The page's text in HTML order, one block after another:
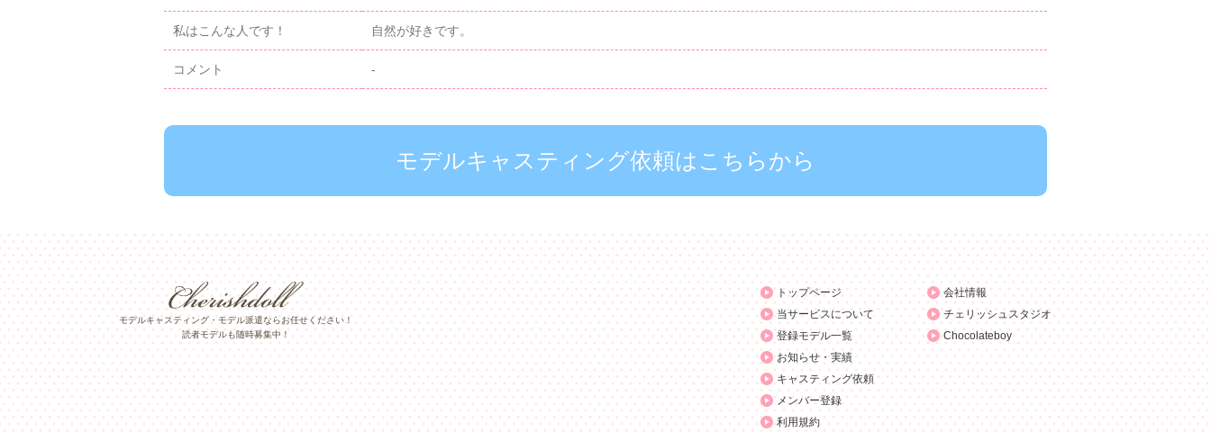
私はこんな人です！ 自然が好きです。
コメント -
モデルキャスティング依頼はこちらから
モデルキャスティング・モデル派遣ならお任せください！
読者モデルも随時募集中！
トップページ
当サービスについて
登録モデル一覧
お知らせ・実績
キャスティング依頼
メンバー登録
利用規約
会社情報
チェリッシュスタジオ
Chocolateboy